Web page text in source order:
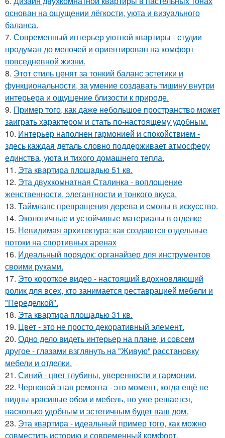
основан на ощущении лёгкости, уюта и визуального
баланса.
7. Современный интерьер уютной квартиры - студии
продуман до мелочей и ориентирован на комфорт
повседневной жизни.
8. Этот стиль ценят за тонкий баланс эстетики и
функциональности, за умение создавать тишину внутри
интерьера и ощущение близости к природе.
9. Пример того, как даже небольшое пространство может
заиграть характером и стать по-настоящему удобным.
10. Интерьер наполнен гармонией и спокойствием -
здесь каждая деталь словно поддерживает атмосферу
единства, уюта и тихого домашнего тепла.
11. Эта квартира площадью 51 кв.
12. Эта двухкомнатная Сталинка - воплощение
женственности, элегантности и тонкого вкуса.
13. Таймлапс превращения дерева и смолы в искусство.
14. Экологичные и устойчивые материалы в отделке
15. Невидимая архитектура: как создаются отдельные
потоки на спортивных аренах
16. Идеальный порядок: органайзер для инструментов
своими руками.
17. Это короткое видео - настоящий вдохновляющий
ролик для всех, кто занимается реставрацией мебели и
"Переделкой".
18. Эта квартира площадью 31 кв.
19. Цвет - это не просто декоративный элемент.
20. Одно дело видеть интерьер на плане, и совсем
другое - глазами взглянуть на "Живую" расстановку
мебели и отделки.
21. Синий - цвет глубины, уверенности и гармонии.
22. Черновой этап ремонта - это момент, когда ещё не
видны красивые обои и мебель, но уже решается,
насколько удобным и эстетичным будет ваш дом.
23. Эта квартира - идеальный пример того, как можно
совместить историю и современный комфорт.